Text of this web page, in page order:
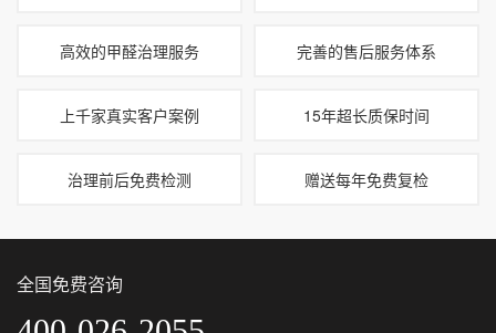
高效的甲醛治理服务 完善的售后服务体系
上千家真实客户案例 15年超长质保时间
治理前后免费检测 赠送每年免费复检
全国免费咨询